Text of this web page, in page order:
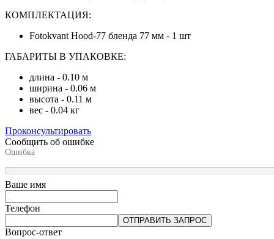
КОМПЛЕКТАЦИЯ:
Fotokvant Hood-77 бленда 77 мм - 1 шт
ГАБАРИТЫ В УПАКОВКЕ:
длина - 0.10 м
ширина - 0.06 м
высота - 0.11 м
вес - 0.04 кг
Проконсультировать
Сообщить об ошибке
Ошибка
Ваше имя
Телефон
ОТПРАВИТЬ ЗАПРОС
Вопрос-ответ